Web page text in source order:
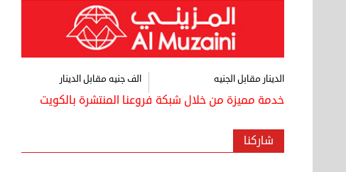
الف جنيه مقابل الدينار الدينار مقابل الجنيه
خدمة مميزة من خلال شبكة فروعنا المنتشرة بالكويت
شاركنا